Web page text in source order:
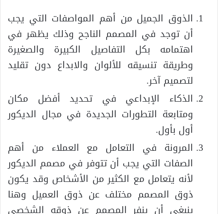
الذوق الجميل من أهم المواصفات التي يجب
أن توجد في المصمم الناجح وذلك يظهر في
اهتمامه بكل التفاصيل الكبيرة والصغيرة
وطريقة تنسيقه للألوان والابداع دون تقليد
لتصميم آخر.
الذكاء الإبداعي في تحديد أفضل مكان
ومتابعة التطورات الجديدة في مجال الديكور
أول بأول.
المرونة في التعامل مع العملاء من أهم
الصفات التي يجب أن تتوفر في مصمم الديكور
لأنه يتعامل مع الكثير من الأشخاص وقد يكون
ذوق المصمم مختلف عن ذوق العميل وهنا
ينبغي أن ينفر المصمم عن ذوقه الشخصي